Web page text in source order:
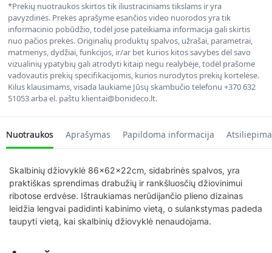
*Prekių nuotraukos skirtos tik iliustraciniams tikslams ir yra
pavyzdinės. Prekės aprašyme esančios video nuorodos yra tik
informacinio pobūdžio, todėl jose pateikiama informacija gali skirtis
nuo pačios prekės. Originalių produktų spalvos, užrašai, parametrai,
matmenys, dydžiai, funkcijos, ir/ar bet kurios kitos savybės dėl savo
vizualinių ypatybių gali atrodyti kitaip negu realybėje, todėl prašome
vadovautis prekių specifikacijomis, kurios nurodytos prekių kortelėse.
Kilus klausimams, visada laukiame Jūsų skambučio telefonu +370 632
51053 arba el. paštu klientai@bonideco.lt.
Nuotraukos Aprašymas Papildoma informacija
Skalbinių džiovyklė 86x62x22cm, sidabrinės spalvos, yra
praktiškas sprendimas drabužių ir rankšluosčių džiovinimui
ribotose erdvėse. Ištraukiamas nerūdijančio plieno dizainas
leidžia lengvai padidinti kabinimo vietą, o sulankstymas padeda
taupyti vietą, kai skalbinių džiovyklė nenaudojama.